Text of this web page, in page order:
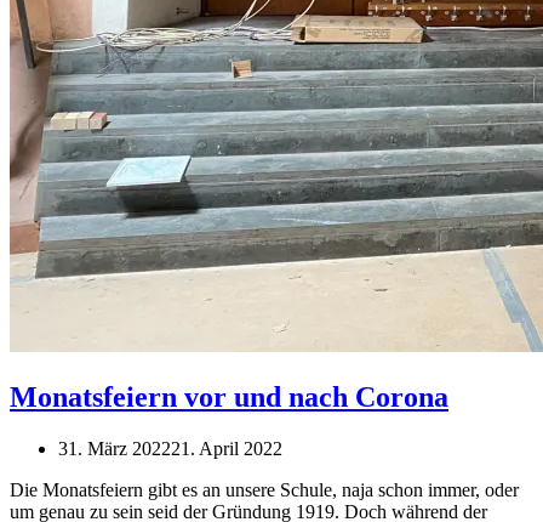
Monatsfeiern vor und nach Corona
31. März 202221. April 2022
Die Monatsfeiern gibt es an unsere Schule, naja schon immer, oder
um genau zu sein seid der Gründung 1919. Doch während der